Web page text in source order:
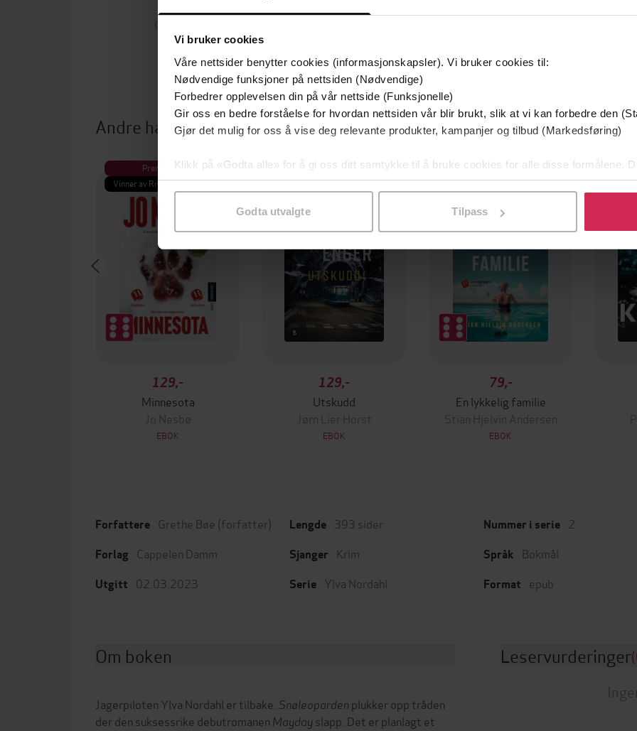
Vi bruker cookies
Våre nettsider benytter cookies (informasjonskapsler). Vi bruker cookies til:
Nødvendige funksjoner på nettsiden (Nødvendige)
Forbedrer opplevelsen din på vår nettside (Funksjonelle)
Gir oss en bedre forståelse for hvordan nettsiden vår blir brukt, slik at vi kan forbedre den
Gjør det mulig for oss å vise deg relevante produkter, kampanjer og tilbud (Markedsføring)
Klikk på «Godta alle» for å gi oss ditt samtykke til å bruke cookies for alle disse formålene.
samtykke til spesifikke formål ved å klikke på «Tilpass». Du kan når som helst trekke
Godta utvalgte Tilpass
EBOK
Andre har også kjøpt
Premium
Vinner av Rivertonprisen
129,-
Minnesota
Jo Nesbø
EBOK
Premium
Første gang på tilbud
129,-
Utskudd
Jørn Lier Horst
EBOK
Premium
79,-
En lykkelig familie
Stian Hjelvin Andersen
EBOK
Forfattere Grethe Bøe (forfatter)
Forlag Cappelen Damm
Utgitt 02.03.2023
Lengde 393 sider
Sjanger Krim
Serie Ylva Nordahl
Nummer i serie 2
Språk Bokmål
Format epub
Om boken
Jagerpiloten Ylva Nordahl er tilbake. Snøleoparden plukker opp tråden
der den suksessrike debutromanen Maydayslapp. Det er planlagt et
Leservurderinger